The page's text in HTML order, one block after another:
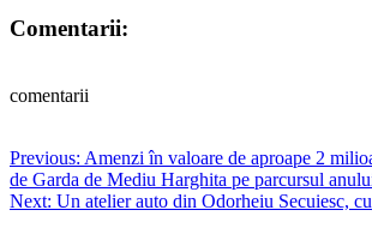
Comentarii:
comentarii
Post
navigation
Previous: Amenzi în valoare de aproape 2
de Garda de Mediu Harghita pe parcursul
Next: Un atelier auto din Odorheiu Secuiesc,